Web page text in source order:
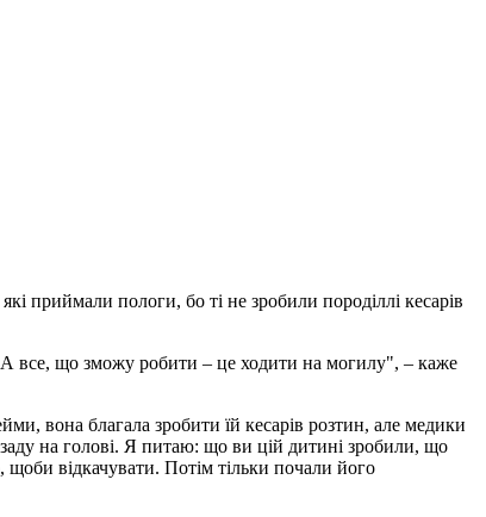
приймали пологи, бо ті не зробили породіллі кесарів
А все, що зможу робити – це ходити на могилу", – каже
вона благала зробити їй кесарів розтин, але медики
на голові. Я питаю: що ви цій дитині зробили, що
відкачувати. Потім тільки почали його